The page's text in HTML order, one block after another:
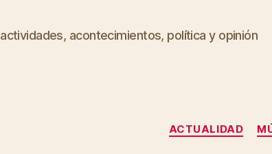
actividades, acontecimientos, política y opinión
ACTUALIDAD